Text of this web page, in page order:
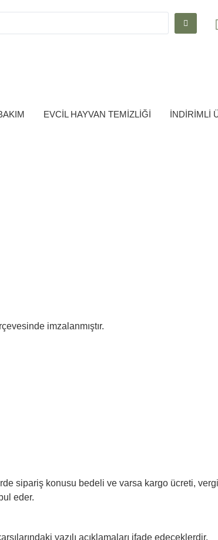
EVCİL HAYVAN TEMİZLİĞİ İNDİRİMLİ
imzalanmıştır.
sipariş konusu bedeli ve varsa kargo ücreti,
eder.
yazılı açıklamaları ifade edeceklerdir.